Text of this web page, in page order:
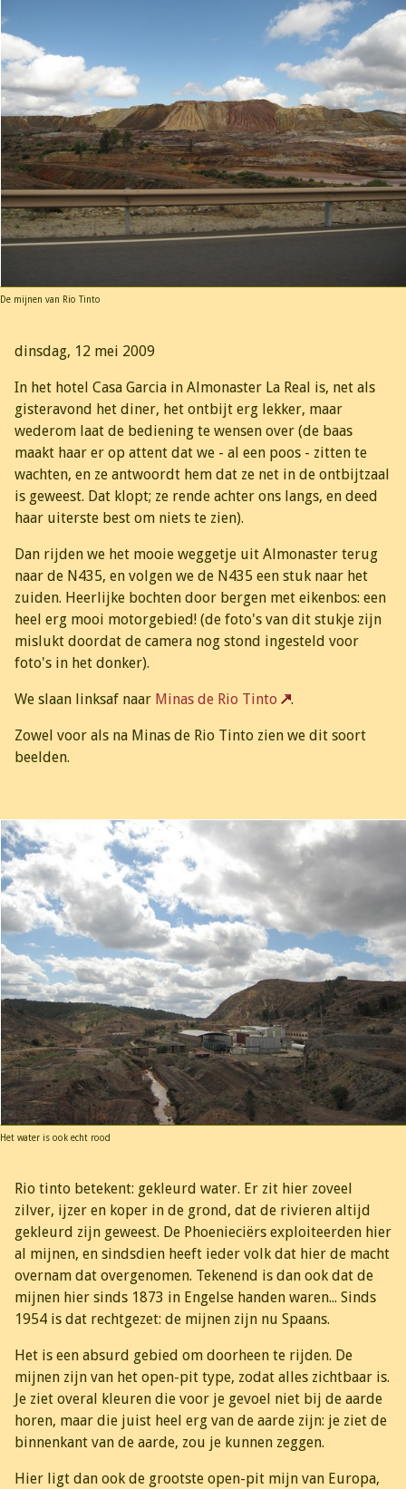
De mijnen van Rio Tinto
dinsdag, 12 mei 2009
In het hotel Casa Garcia in Almonaster La Real is, net als
gisteravond het diner, het ontbijt erg lekker, maar
wederom laat de bediening te wensen over (de baas
maakt haar er op attent dat we - al een poos - zitten te
wachten, en ze antwoordt hem dat ze net in de ontbijtzaal
is geweest. Dat klopt; ze rende achter ons langs, en deed
haar uiterste best om niets te zien).
Dan rijden we het mooie weggetje uit Almonaster terug
naar de N435, en volgen we de N435 een stuk naar het
zuiden. Heerlijke bochten door bergen met eikenbos: een
heel erg mooi motorgebied! (de foto's van dit stukje zijn
mislukt doordat de camera nog stond ingesteld voor
foto's in het donker).
We slaan linksaf naar Minas de Rio Tinto .
Zowel voor als na Minas de Rio Tinto zien we dit soort
beelden.
Het water is ook echt rood
Rio tinto betekent: gekleurd water. Er zit hier zoveel
zilver, ijzer en koper in de grond, dat de rivieren altijd
gekleurd zijn geweest. De Phoenieciërs exploiteerden hier
al mijnen, en sindsdien heeft ieder volk dat hier de macht
overnam dat overgenomen. Tekenend is dan ook dat de
mijnen hier sinds 1873 in Engelse handen waren... Sinds
1954 is dat rechtgezet: de mijnen zijn nu Spaans.
Het is een absurd gebied om doorheen te rijden. De
mijnen zijn van het open-pit type, zodat alles zichtbaar is.
Je ziet overal kleuren die voor je gevoel niet bij de aarde
horen, maar die juist heel erg van de aarde zijn: je ziet de
binnenkant van de aarde, zou je kunnen zeggen.
Hier ligt dan ook de grootste open-pit mijn van Europa,